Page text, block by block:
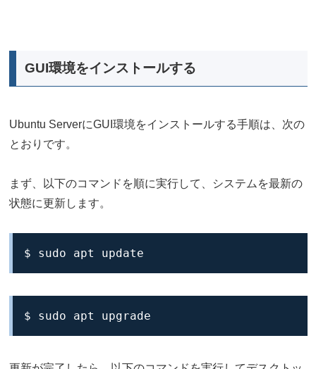
GUI環境をインストールする
Ubuntu ServerにGUI環境をインストールする手順は、次の
とおりです。
まず、以下のコマンドを順に実行して、システムを最新の
状態に更新します。
$ sudo apt update
$ sudo apt upgrade